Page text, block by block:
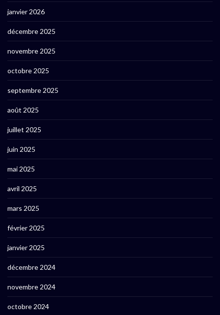
janvier 2026
décembre 2025
novembre 2025
octobre 2025
septembre 2025
août 2025
juillet 2025
juin 2025
mai 2025
avril 2025
mars 2025
février 2025
janvier 2025
décembre 2024
novembre 2024
octobre 2024